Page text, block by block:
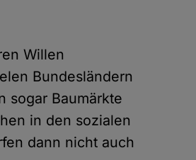
Willen
Bundesländern
sogar Baumärkte
in den sozialen
dann nicht auch